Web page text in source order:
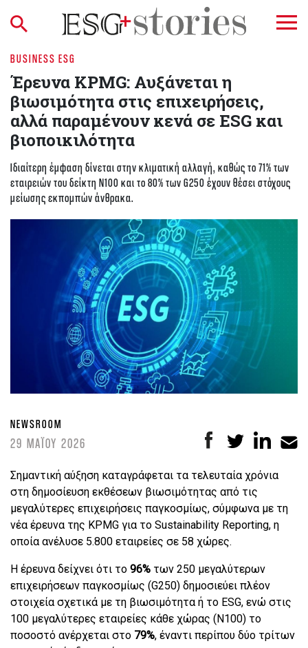
BUSINESS ESG
Έρευνα KPMG: Αυξάνεται η
βιωσιμότητα στις επιχειρήσεις,
αλλά παραμένουν κενά σε ESG και
βιοποικιλότητα
Ιδιαίτερη έμφαση δίνεται στην κλιματική αλλαγή, καθώς το 71% των
εταιρειών του δείκτη N100 και το 80% των G250 έχουν θέσει στόχους
μείωσης εκπομπών άνθρακα.
NEWSROOM
29 ΜΑΪΟΥ 2026
Σημαντική αύξηση καταγράφεται τα τελευταία χρόνια
στη δημοσίευση εκθέσεων βιωσιμότητας από τις
μεγαλύτερες επιχειρήσεις παγκοσμίως, σύμφωνα με τη
νέα έρευνα της KPMG για το Sustainability Reporting, η
οποία ανέλυσε 5.800 εταιρείες σε 58 χώρες.
Η έρευνα δείχνει ότι το 96% των 250 μεγαλύτερων
επιχειρήσεων παγκοσμίως (G250) δημοσιεύει πλέον
στοιχεία σχετικά με τη βιωσιμότητα ή το ESG, ενώ στις
100 μεγαλύτερες εταιρείες κάθε χώρας (N100) το
ποσοστό ανέρχεται στο 79%, έναντι περίπου δύο τρίτων